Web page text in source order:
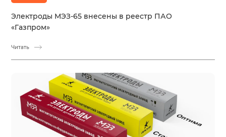
Электроды МЭЗ-65 внесены в реестр ПАО
«Газпром»
Читать